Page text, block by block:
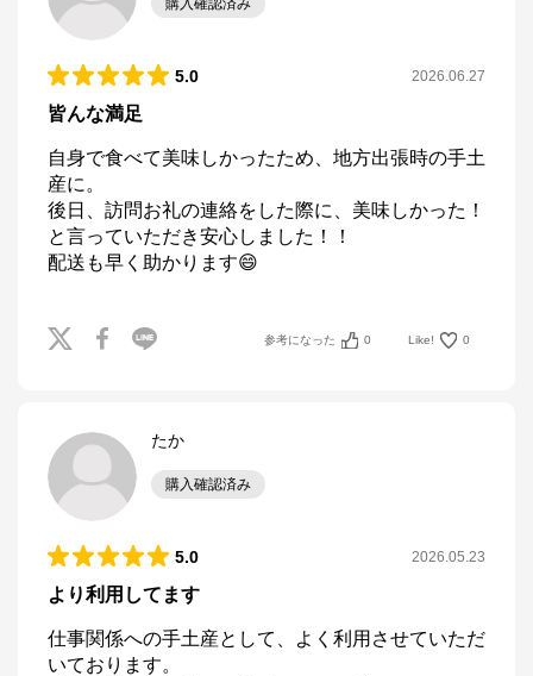
購入確認済み
5.0 2026.06.27
皆んな満足
自身で食べて美味しかったため、地方出張時の手土
産に。
後日、訪問お礼の連絡をした際に、美味しかった！
と言っていただき安心しました！！
配送も早く助かります😄
参考になった 0 Like! 0
たか
購入確認済み
5.0 2026.05.23
より利用してます
仕事関係への手土産として、よく利用させていただ
いております。